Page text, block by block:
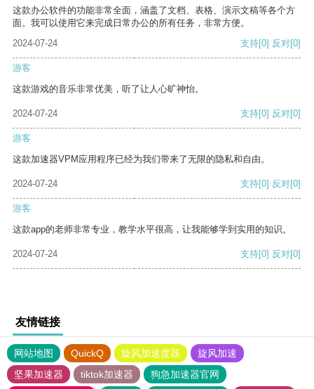
这款办公软件的功能非常全面，涵盖了文档、表格、演示文稿等各个方
面。我可以使用它来完成日常办公的所有任务，非常方便。
2024-07-24
支持[0] 反对[0]
游客
这款游戏的音乐非常优美，听了让人心旷神怡。
2024-07-24 支持[0] 反对[0]
游客
这款加速器VPM应用程序已经为我们带来了无限的隐私和自由。
2024-07-24 支持[0] 反对[0]
游客
这款app的老师非常专业，教学水平很高，让我能够学到实用的知识。
2024-07-24 支持[0] 反对[0]
友情链接
网站地图 QuickQ 旋风加速度器
旋风加速
坚果加速器
tiktok加速器
狗急加速器官网